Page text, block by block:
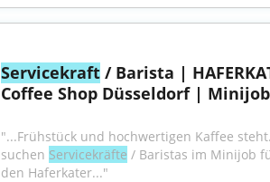
Servicekraft / Barista |
Coffee Shop Düsseldorf | Minijob
"...Frühstück und hochwertigen Kaffee
suchen Servicekräfte / Baristas im Minijob
den Haferkater..."